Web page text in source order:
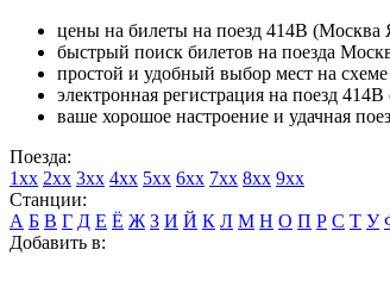
цены на билеты на поезд 414В (Москва
быстрый поиск билетов на поезда
простой и удобный выбор мест на
электронная регистрация на поезд
ваше хорошое настроение и удачная
Поезда:
1xx 2xx 3xx 4xx 5xx 6xx 7xx 8xx 9xx
Станции:
А Б В Г Д Е Ё Ж З И Й К Л М Н О П Р С Т У
Добавить в: